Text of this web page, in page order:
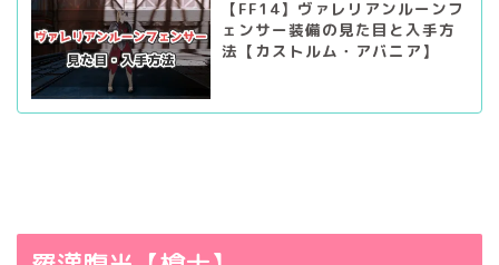
【FF14】ヴァレリアンルーンフ
ェンサー装備の見た目と入手方
法【カストルム・アバニア】